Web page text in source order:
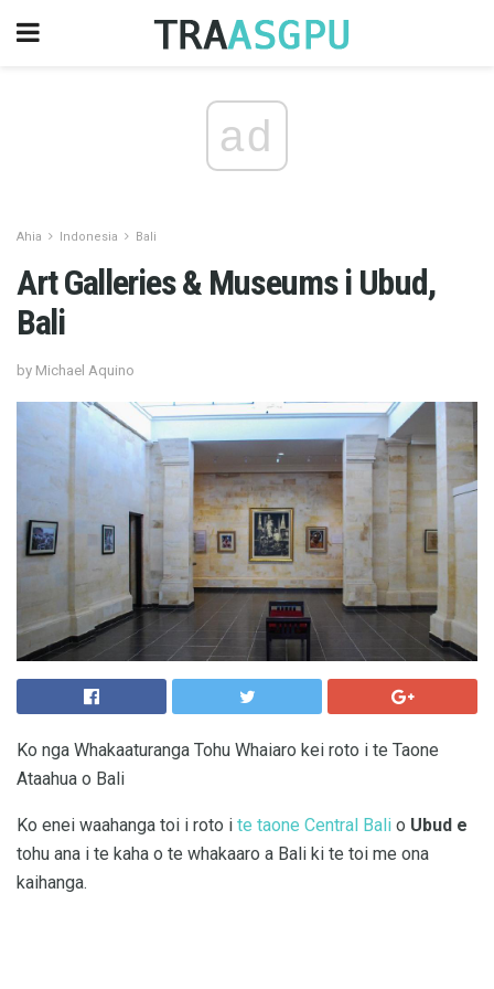
ad
Ahia Indonesia Bali
Art Galleries & Museums i Ubud,
Bali
by Michael Aquino
Ko nga Whakaaturanga Tohu Whaiaro kei roto i te Taone
Ataahua o Bali
Ko enei waahanga toi i roto i te taone Central Bali o Ubud e
tohu ana i te kaha o te whakaaro a Bali ki te toi me ona
kaihanga.